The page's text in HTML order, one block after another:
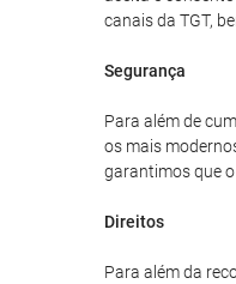
canais da TGT,
Segurança
Para além de
os mais
garantimos que
Direitos
Para além da